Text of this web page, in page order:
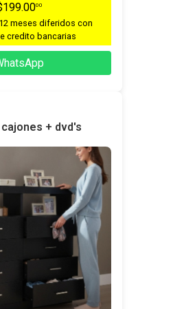
00
meses diferidos con
credito bancarias
cajones + dvd's